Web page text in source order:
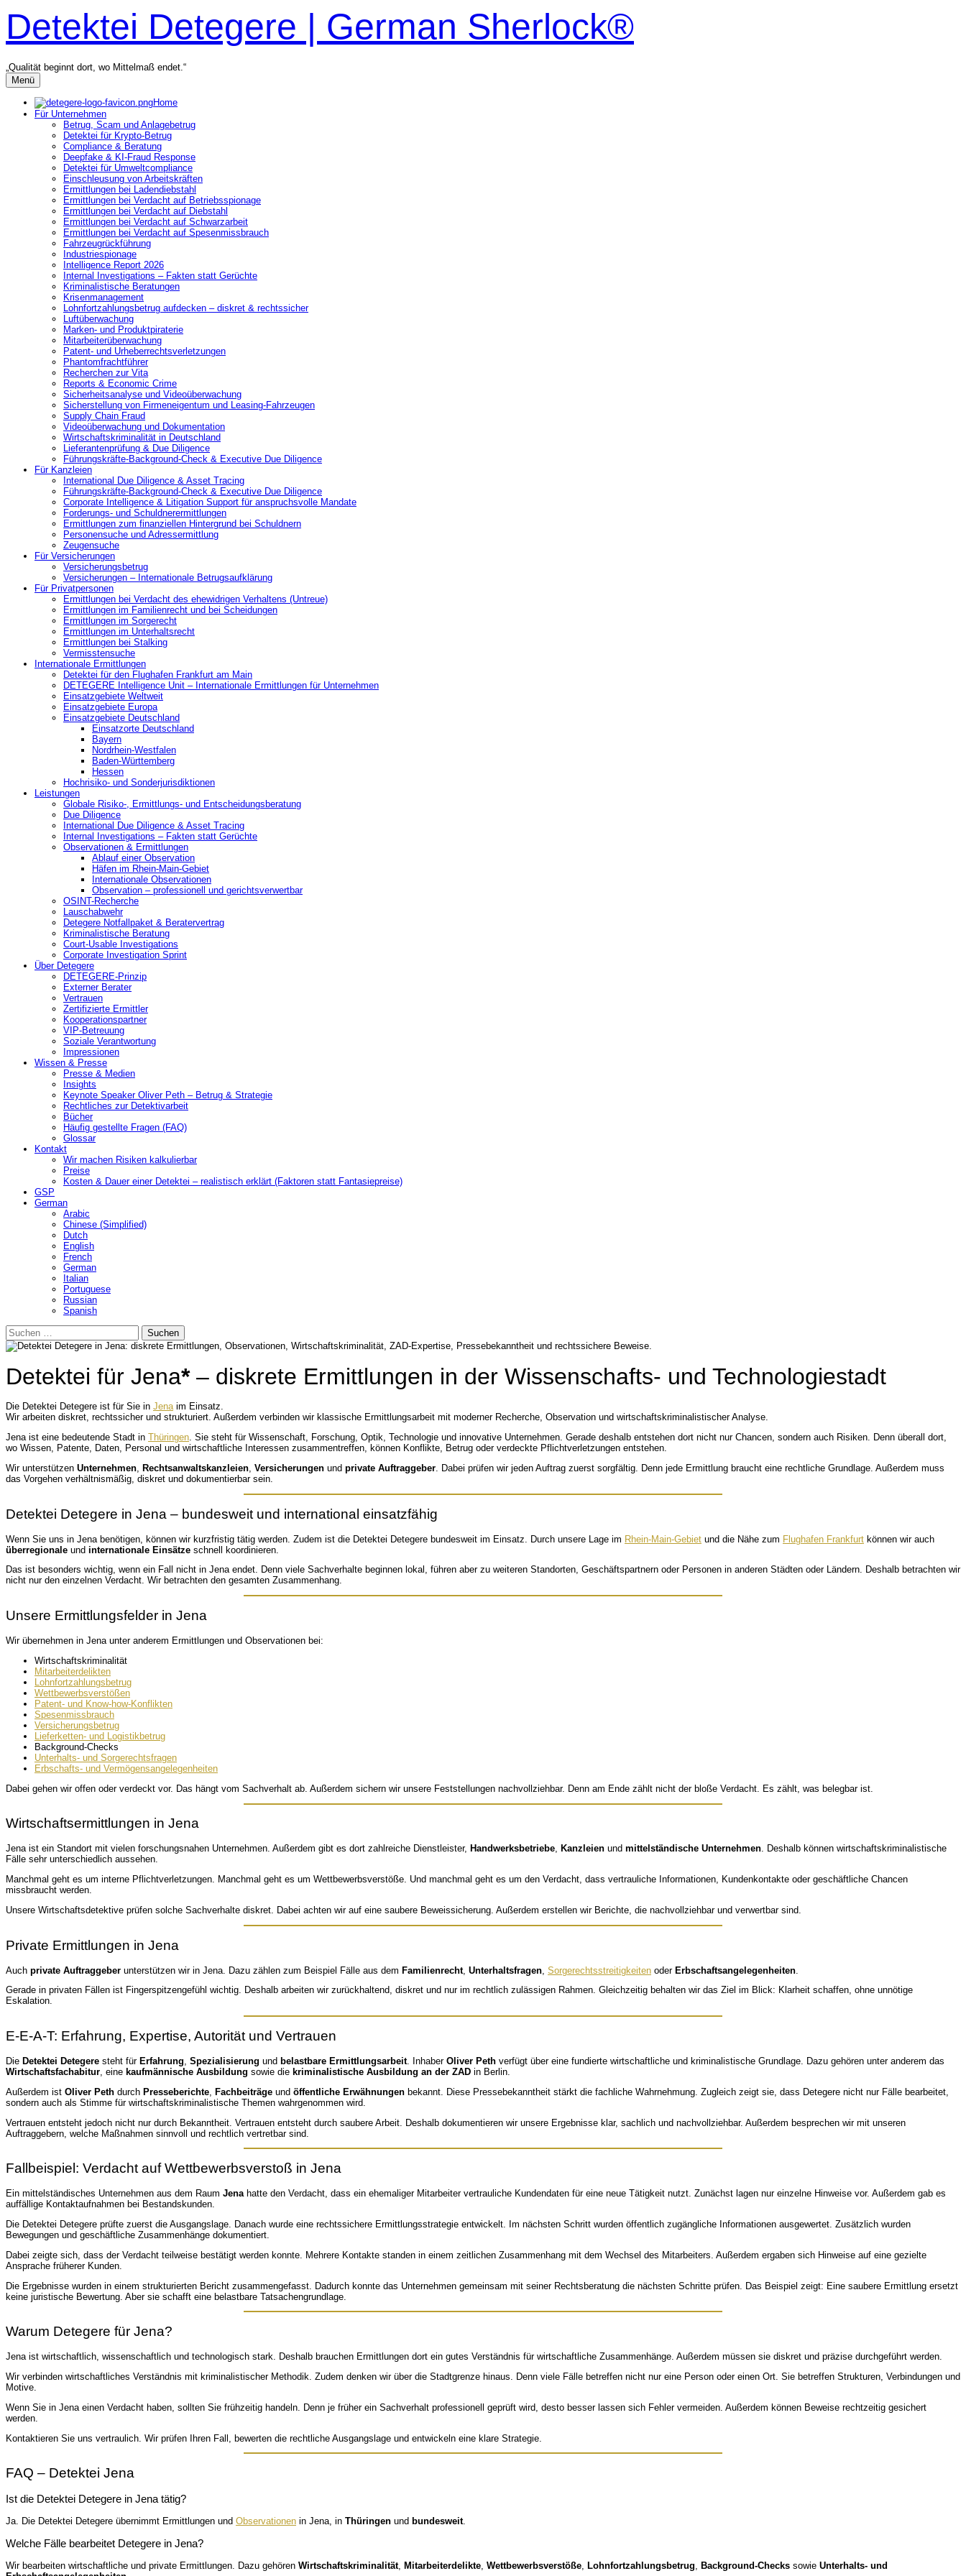
Inhalt
überspringen
Detektei Detegere | German Sherlock®
„Qualität beginnt dort, wo Mittelmaß endet.“
Menü
Home
Für Unternehmen
Betrug, Scam und Anlagebetrug
Detektei für Krypto-Betrug
Compliance & Beratung
Deepfake & KI-Fraud Response
Detektei für Umweltcompliance
Einschleusung von Arbeitskräften
Ermittlungen bei Ladendiebstahl
Ermittlungen bei Verdacht auf Betriebsspionage
Ermittlungen bei Verdacht auf Diebstahl
Ermittlungen bei Verdacht auf Schwarzarbeit
Ermittlungen bei Verdacht auf Spesenmissbrauch
Fahrzeugrückführung
Industriespionage
Intelligence Report 2026
Internal Investigations – Fakten statt Gerüchte
Kriminalistische Beratungen
Krisenmanagement
Lohnfortzahlungsbetrug aufdecken – diskret & rechtssicher
Luftüberwachung
Marken- und Produktpiraterie
Mitarbeiterüberwachung
Patent- und Urheberrechtsverletzungen
Phantomfrachtführer
Recherchen zur Vita
Reports & Economic Crime
Sicherheitsanalyse und Videoüberwachung
Sicherstellung von Firmeneigentum und Leasing-Fahrzeugen
Supply Chain Fraud
Videoüberwachung und Dokumentation
Wirtschaftskriminalität in Deutschland
Lieferantenprüfung & Due Diligence
Führungskräfte-Background-Check & Executive Due Diligence
Für Kanzleien
International Due Diligence & Asset Tracing
Führungskräfte-Background-Check & Executive Due Diligence
Corporate Intelligence & Litigation Support für anspruchsvolle Mandate
Forderungs- und Schuldnerermittlungen
Ermittlungen zum finanziellen Hintergrund bei Schuldnern
Personensuche und Adressermittlung
Zeugensuche
Für Versicherungen
Versicherungsbetrug
Versicherungen – Internationale Betrugsaufklärung
Für Privatpersonen
Ermittlungen bei Verdacht des ehewidrigen Verhaltens (Untreue)
Ermittlungen im Familienrecht und bei Scheidungen
Ermittlungen im Sorgerecht
Ermittlungen im Unterhaltsrecht
Ermittlungen bei Stalking
Vermisstensuche
Internationale Ermittlungen
Detektei für den Flughafen Frankfurt am Main
DETEGERE Intelligence Unit – Internationale Ermittlungen für Unternehmen
Einsatzgebiete Weltweit
Einsatzgebiete Europa
Einsatzgebiete Deutschland
Einsatzorte Deutschland
Bayern
Nordrhein-Westfalen
Baden-Württemberg
Hessen
Hochrisiko- und Sonderjurisdiktionen
Leistungen
Globale Risiko-, Ermittlungs- und Entscheidungsberatung
Due Diligence
International Due Diligence & Asset Tracing
Internal Investigations – Fakten statt Gerüchte
Observationen & Ermittlungen
Ablauf einer Observation
Häfen im Rhein-Main-Gebiet
Internationale Observationen
Observation – professionell und gerichtsverwertbar
OSINT-Recherche
Lauschabwehr
Detegere Notfallpaket & Beratervertrag
Kriminalistische Beratung
Court-Usable Investigations
Corporate Investigation Sprint
Über Detegere
DETEGERE-Prinzip
Externer Berater
Vertrauen
Zertifizierte Ermittler
Kooperationspartner
VIP-Betreuung
Soziale Verantwortung
Impressionen
Wissen & Presse
Presse & Medien
Insights
Keynote Speaker Oliver Peth – Betrug & Strategie
Rechtliches zur Detektivarbeit
Bücher
Häufig gestellte Fragen (FAQ)
Glossar
Kontakt
Wir machen Risiken kalkulierbar
Preise
Kosten & Dauer einer Detektei – realistisch erklärt (Faktoren statt Fantasiepreise)
GSP
German
Arabic
Chinese (Simplified)
Dutch
English
French
German
Italian
Portuguese
Russian
Spanish
Suchen
nach:
Detektei für Jena*– diskrete Ermittlungen in der Wissenschafts- und Technologiestadt
Die Detektei Detegere ist für Sie in Jenaim Einsatz.
Wir arbeiten diskret, rechtssicher und strukturiert. Außerdem verbinden wir klassische Ermittlungsarbeit mit moderner Recherche, Observation und wirtschaftskriminalistischer Analyse.
Jena ist eine bedeutende Stadt in Thüringen. Sie steht für Wissenschaft, Forschung, Optik, Technologie und innovative Unternehmen. Gerade deshalb entstehen dort nicht nur Chancen, sondern auch Risiken. Denn überall dort,
wo Wissen, Patente, Daten, Personal und wirtschaftliche Interessen zusammentreffen, können Konflikte, Betrug oder verdeckte Pflichtverletzungen entstehen.
Wir unterstützen Unternehmen, Rechtsanwaltskanzleien, Versicherungen und private Auftraggeber. Dabei prüfen wir jeden Auftrag zuerst sorgfältig. Denn jede Ermittlung braucht eine rechtliche Grundlage. Außerdem muss
das Vorgehen verhältnismäßig, diskret und dokumentierbar sein.
Detektei Detegere in Jena – bundesweit und international einsatzfähig
Wenn Sie uns in Jena benötigen, können wir kurzfristig tätig werden. Zudem ist die Detektei Detegere bundesweit im Einsatz. Durch unsere Lage im Rhein-Main-Gebiet und die Nähe zum Flughafen Frankfurt können wir auch
überregionale und internationale Einsätze schnell koordinieren.
Das ist besonders wichtig, wenn ein Fall nicht in Jena endet. Denn viele Sachverhalte beginnen lokal, führen aber zu weiteren Standorten, Geschäftspartnern oder Personen in anderen Städten oder Ländern. Deshalb betrachten wir
nicht nur den einzelnen Verdacht. Wir betrachten den gesamten Zusammenhang.
Unsere Ermittlungsfelder in Jena
Wir übernehmen in Jena unter anderem Ermittlungen und Observationen bei:
Wirtschaftskriminalität
Mitarbeiterdelikten
Lohnfortzahlungsbetrug
Wettbewerbsverstößen
Patent- und Know-how-Konflikten
Spesenmissbrauch
Versicherungsbetrug
Lieferketten- und Logistikbetrug
Background-Checks
Unterhalts- und Sorgerechtsfragen
Erbschafts- und Vermögensangelegenheiten
Dabei gehen wir offen oder verdeckt vor. Das hängt vom Sachverhalt ab. Außerdem sichern wir unsere Feststellungen nachvollziehbar. Denn am Ende zählt nicht der bloße Verdacht. Es zählt, was belegbar ist.
Wirtschaftsermittlungen in Jena
Jena ist ein Standort mit vielen forschungsnahen Unternehmen. Außerdem gibt es dort zahlreiche Dienstleister, Handwerksbetriebe, Kanzleien und mittelständische Unternehmen. Deshalb können wirtschaftskriminalistische
Fälle sehr unterschiedlich aussehen.
Manchmal geht es um interne Pflichtverletzungen. Manchmal geht es um Wettbewerbsverstöße. Und manchmal geht es um den Verdacht, dass vertrauliche Informationen, Kundenkontakte oder geschäftliche Chancen
missbraucht werden.
Unsere Wirtschaftsdetektive prüfen solche Sachverhalte diskret. Dabei achten wir auf eine saubere Beweissicherung. Außerdem erstellen wir Berichte, die nachvollziehbar und verwertbar sind.
Private Ermittlungen in Jena
Auch private Auftraggeber unterstützen wir in Jena. Dazu zählen zum Beispiel Fälle aus dem Familienrecht, Unterhaltsfragen Sorgerechtsstreitigkeiten oder Erbschaftsangelegenheiten
Gerade in privaten Fällen ist Fingerspitzengefühl wichtig. Deshalb arbeiten wir zurückhaltend, diskret und nur im rechtlich zulässigen Rahmen. Gleichzeitig behalten wir das Ziel im Blick: Klarheit schaffen, ohne unnötige
Eskalation.
E-E-A-T: Erfahrung, Expertise, Autorität und Vertrauen
Die Detektei Detegere steht für Erfahrung, Spezialisierung und belastbare Ermittlungsarbeit. Inhaber Oliver Peth verfügt über eine fundierte wirtschaftliche und kriminalistische Grundlage. Dazu gehören unter anderem das
Wirtschaftsfachabitur, eine kaufmännische Ausbildung sowie die kriminalistische Ausbildung an der ZAD in Berlin.
Außerdem ist Oliver Peth durch Presseberichte Fachbeiträge und öffentliche Erwähnungen bekannt. Diese Pressebekanntheit stärkt die fachliche Wahrnehmung. Zugleich zeigt sie, dass Detegere nicht nur Fälle bearbeitet,
sondern auch als Stimme für wirtschaftskriminalistische Themen wahrgenommen wird.
Vertrauen entsteht jedoch nicht nur durch Bekanntheit. Vertrauen entsteht durch saubere Arbeit. Deshalb dokumentieren wir unsere Ergebnisse klar, sachlich und nachvollziehbar. Außerdem besprechen wir mit unseren
Auftraggebern, welche Maßnahmen sinnvoll und rechtlich vertretbar sind.
Fallbeispiel: Verdacht auf Wettbewerbsverstoß in Jena
Ein mittelständisches Unternehmen aus dem Raum Jenahatte den Verdacht, dass ein ehemaliger Mitarbeiter vertrauliche Kundendaten für eine neue Tätigkeit nutzt. Zunächst lagen nur einzelne Hinweise vor. Außerdem gab es
auffällige Kontaktaufnahmen bei Bestandskunden.
Die Detektei Detegere prüfte zuerst die Ausgangslage. Danach wurde eine rechtssichere Ermittlungsstrategie entwickelt. Im nächsten Schritt wurden öffentlich zugängliche Informationen ausgewertet. Zusätzlich wurden
Bewegungen und geschäftliche Zusammenhänge dokumentiert.
Dabei zeigte sich, dass der Verdacht teilweise bestätigt werden konnte. Mehrere Kontakte standen in einem zeitlichen Zusammenhang mit dem Wechsel des Mitarbeiters. Außerdem ergaben sich Hinweise auf eine gezielte
Ansprache früherer Kunden.
Die Ergebnisse wurden in einem strukturierten Bericht zusammengefasst. Dadurch konnte das Unternehmen gemeinsam mit seiner Rechtsberatung die nächsten Schritte prüfen. Das Beispiel zeigt: Eine saubere Ermittlung ersetzt
keine juristische Bewertung. Aber sie schafft eine belastbare Tatsachengrundlage.
Warum Detegere für Jena?
Jena ist wirtschaftlich, wissenschaftlich und technologisch stark. Deshalb brauchen Ermittlungen dort ein gutes Verständnis für wirtschaftliche Zusammenhänge. Außerdem müssen sie diskret und präzise durchgeführt werden.
Wir verbinden wirtschaftliches Verständnis mit kriminalistischer Methodik. Zudem denken wir über die Stadtgrenze hinaus. Denn viele Fälle betreffen nicht nur eine Person oder einen Ort. Sie betreffen Strukturen, Verbindungen und
Motive.
Wenn Sie in Jena einen Verdacht haben, sollten Sie frühzeitig handeln. Denn je früher ein Sachverhalt professionell geprüft wird, desto besser lassen sich Fehler vermeiden. Außerdem können Beweise rechtzeitig gesichert
werden.
Kontaktieren Sie uns vertraulich. Wir prüfen Ihren Fall, bewerten die rechtliche Ausgangslage und entwickeln eine klare Strategie.
FAQ – Detektei Jena
Ist die Detektei Detegere in Jena tätig?
Ja. Die Detektei Detegere übernimmt Ermittlungen und Observationen in Jena, in Thüringen und bundesweit.
Welche Fälle bearbeitet Detegere in Jena?
Wir bearbeiten wirtschaftliche und private Ermittlungen. Dazu gehören Wirtschaftskriminalität, Mitarbeiterdelikte, Wettbewerbsverstöße, Lohnfortzahlungsbetrug, Background-Checks sowie Unterhalts- und